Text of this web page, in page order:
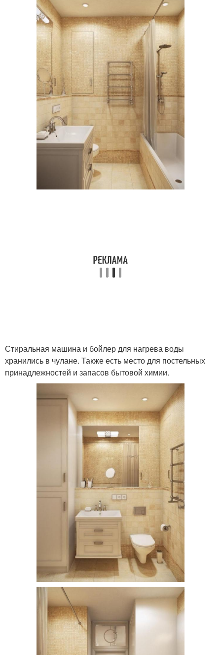
Стиральная машина и бойлер для нагрева воды
хранились в чулане. Также есть место для постельных
принадлежностей и запасов бытовой химии.